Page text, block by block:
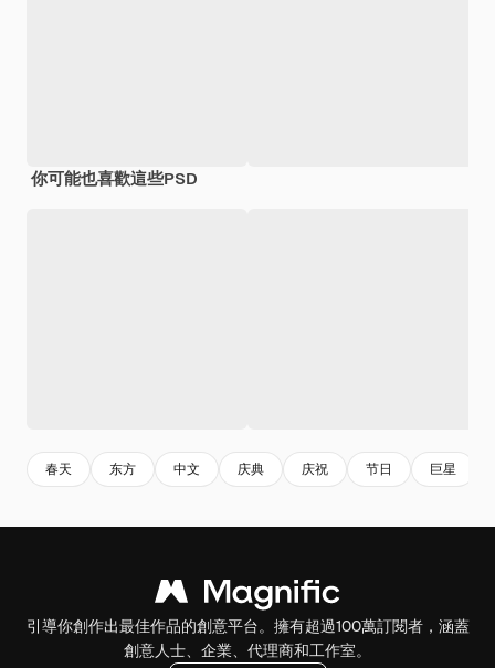
你可能也喜歡這些PSD
春天 东方 中文 庆典 庆祝 节日 巨星
引導你創作出最佳作品的創意平台。擁有超過100萬訂閱者，涵蓋
創意人士、企業、代理商和工作室。